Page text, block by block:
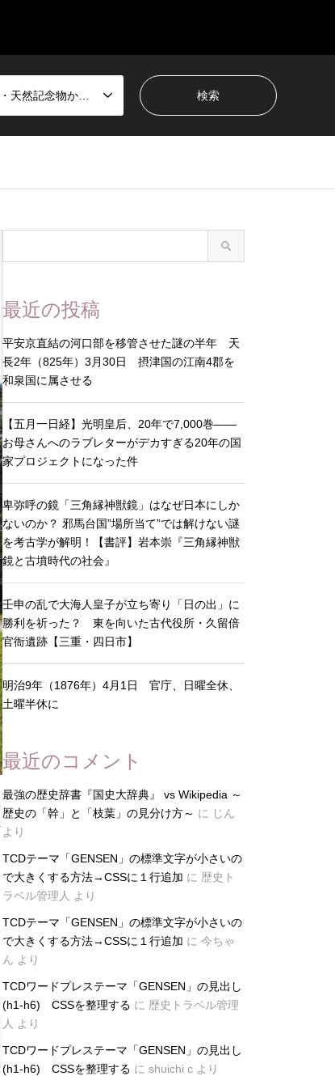
最近の投稿
平安京直結の河口部を移管させた謎の半年 天
長2年（825年）3月30日 摂津国の江南4郡を
和泉国に属させる
【五月一日経】光明皇后、20年で7,000巻——
お母さんへのラブレターがデカすぎる20年の国
家プロジェクトになった件
卑弥呼の鏡「三角縁神獣鏡」はなぜ日本にしか
ないのか？ 邪馬台国”場所当て”では解けない謎
を考古学が解明！【書評】岩本崇『三角縁神獣
鏡と古墳時代の社会』
壬申の乱で大海人皇子が立ち寄り「日の出」に
勝利を祈った？ 東を向いた古代役所・久留倍
官衙遺跡【三重・四日市】
明治9年（1876年）4月1日 官庁、日曜全休、
土曜半休に
最近のコメント
最強の歴史辞書『国史大辞典』 vs Wikipedia ～
歴史の「幹」と「枝葉」の見分け方～ に じん
より
TCDテーマ「GENSEN」の標準文字が小さいの
で大きくする方法→CSSに１行追加 に 歴史ト
ラベル管理人 より
TCDテーマ「GENSEN」の標準文字が小さいの
で大きくする方法→CSSに１行追加 に 今ちゃ
ん より
TCDワードプレステーマ「GENSEN」の見出し
(h1-h6) CSSを整理する に 歴史トラベル管理
人 より
TCDワードプレステーマ「GENSEN」の見出し
(h1-h6) CSSを整理する に shuichi c より